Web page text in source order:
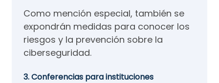
Como mención especial, también se
expondrán medidas para conocer los
riesgos y la prevención sobre la
ciberseguridad.
3. Conferencias para instituciones